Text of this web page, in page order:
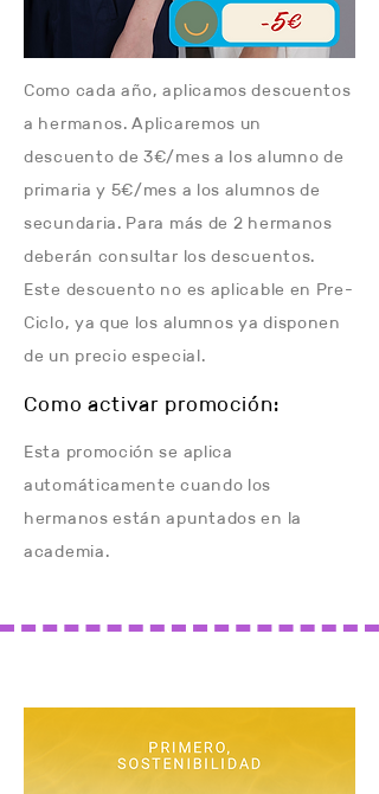
Como cada año, aplicamos descuentos
a hermanos. Aplicaremos un
descuento de 3€/mes a los alumno de
primaria y 5€/mes a los alumnos de
secundaria. Para más de 2 hermanos
deberán consultar los descuentos.
Este descuento no es aplicable en Pre-
Ciclo, ya que los alumnos ya disponen
de un precio especial.
Como activar promoción:
Esta promoción se aplica
automáticamente cuando los
hermanos están apuntados en la
academia.